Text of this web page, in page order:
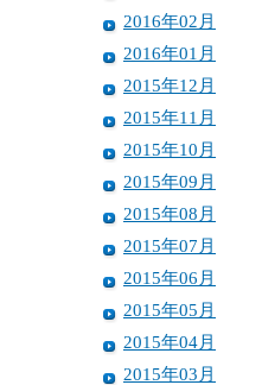
2016年02月
2016年01月
2015年12月
2015年11月
2015年10月
2015年09月
2015年08月
2015年07月
2015年06月
2015年05月
2015年04月
2015年03月